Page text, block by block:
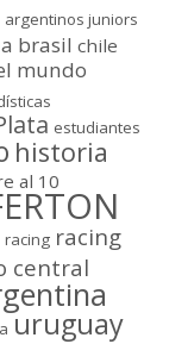
argentinos juniors
brasil chile
mundo
estudiantes
historia
al 10
racing racing
central
uruguay